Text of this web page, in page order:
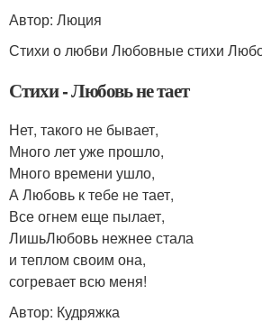
Автор: Люция
Стихи о любви Любовные стихи
Стихи - Любовь не тает
Нет, такого не бывает,
Много лет уже прошло,
Много времени ушло,
А Любовь к тебе не тает,
Все огнем еще пылает,
ЛишьЛюбовь нежнее стала
и теплом своим она,
согревает всю меня!
Автор: Кудряжка